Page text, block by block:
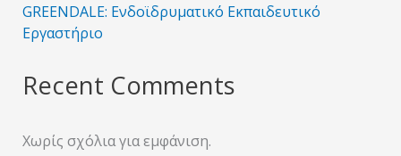
GREENDALE: Ενδοϊδρυματικό Εκπαιδευτικό
Εργαστήριο
Recent Comments
Χωρίς σχόλια για εμφάνιση.